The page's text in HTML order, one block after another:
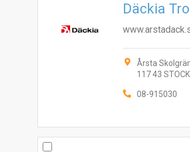
Däckia
Årsta
117 43
08-915030